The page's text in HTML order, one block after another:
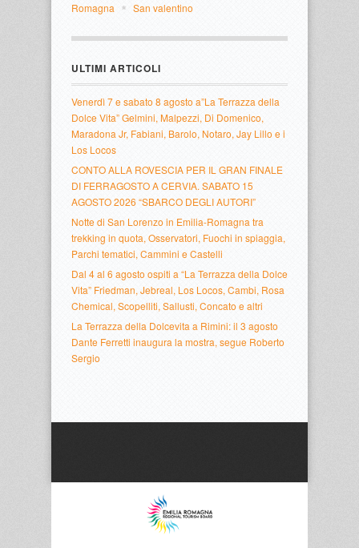
Romagna
San valentino
ULTIMI ARTICOLI
Venerdì 7 e sabato 8 agosto a”La Terrazza della
Dolce Vita” Gelmini, Malpezzi, Di Domenico,
Maradona Jr, Fabiani, Barolo, Notaro, Jay Lillo e i
Los Locos
CONTO ALLA ROVESCIA PER IL GRAN FINALE
DI FERRAGOSTO A CERVIA. SABATO 15
AGOSTO 2026 “SBARCO DEGLI AUTORI”
Notte di San Lorenzo in Emilia-Romagna tra
trekking in quota, Osservatori, Fuochi in spiaggia,
Parchi tematici, Cammini e Castelli
Dal 4 al 6 agosto ospiti a “La Terrazza della Dolce
Vita” Friedman, Jebreal, Los Locos, Cambi, Rosa
Chemical, Scopelliti, Sallusti, Concato e altri
La Terrazza della Dolcevita a Rimini: il 3 agosto
Dante Ferretti inaugura la mostra, segue Roberto
Sergio